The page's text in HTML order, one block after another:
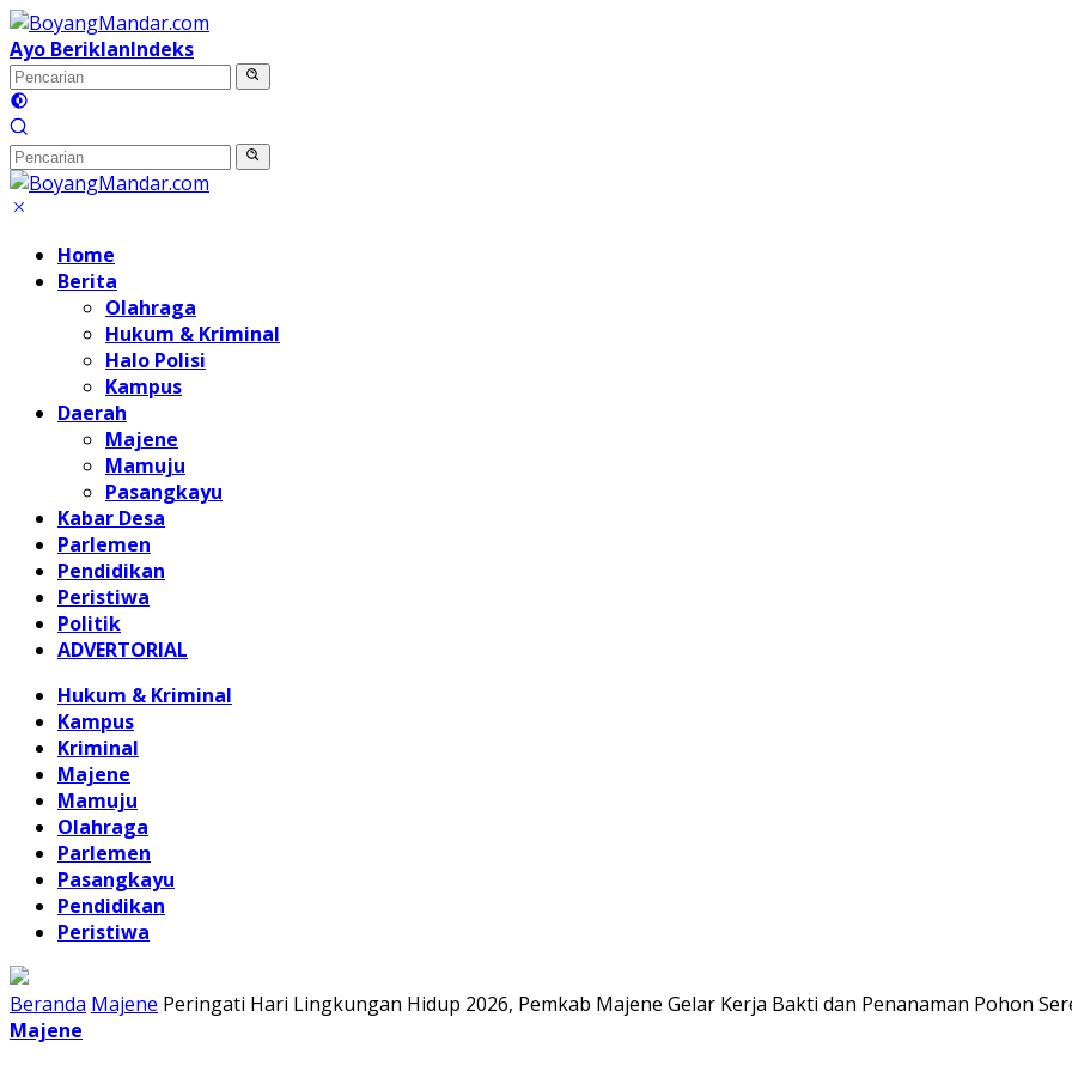
Langsung
ke
konten
Ayo BeriklanIndeks
Home
Berita
Olahraga
Hukum & Kriminal
Halo Polisi
Kampus
Daerah
Majene
Mamuju
Pasangkayu
Kabar Desa
Parlemen
Pendidikan
Peristiwa
Politik
ADVERTORIAL
Hukum & Kriminal
Kampus
Kriminal
Majene
Mamuju
Olahraga
Parlemen
Pasangkayu
Pendidikan
Peristiwa
Beranda Majene Peringati Hari Lingkungan Hidup 2026, Pemkab Majene Gelar Kerja Bakti dan Penanaman Pohon
Majene